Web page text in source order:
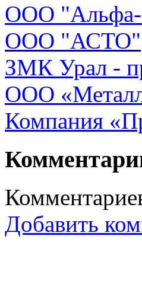
ООО "Альфа-
ООО "АСТО"
ЗМК Урал -
ООО
Компания
Добавить